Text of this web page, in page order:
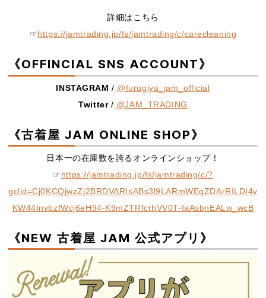
詳細はこちら
☞https://jamtrading.jp/fs/jamtrading/c/carecleaning
《OFFINCIAL SNS ACCOUNT》
INSTAGRAM / @furugiya_jam_official
Twitter/ @JAM_TRADING
《古着屋 JAM ONLINE SHOP》
日本一の在庫数を誇るオンラインショップ！
☞https://jamtrading.jp/fs/jamtrading/c/?
gclid=Cj0KCQjwzZj2BRDVARIsABs3l9LARmWEqZDArRILDI4v
KW44InvbzfWcj6eH94-K9mZTRfcrhVV0T-IaAsbnEALw_wcB
《NEW 古着屋 JAM 公式アプリ》